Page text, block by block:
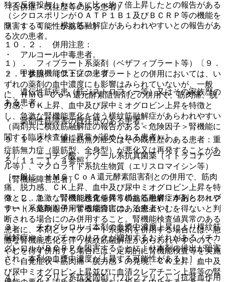
独で反復投与したときに比べ約７倍上昇したとの報告がある
（シクロスポリンがＯＡＴＰ１Ｂ１及びＢＣＲＰ等の機能を
阻害する可能性がある）］。
１０．２． 併用注意：
１）． フィブラート系薬剤（ベザフィブラート等）〔９．
２．１参照〕［フェノフィブラートとの併用においては、い
ずれの薬剤の血中濃度にも影響はみられていないが、一般
に、ＨＭＧ−ＣｏＡ還元酵素阻害剤との併用で、筋肉痛、脱
力感、ＣＫ上昇、血中及び尿中ミオグロビン上昇を特徴と
し、急激な腎機能悪化を伴う横紋筋融解症があらわれやすい
（両剤共に横紋筋融解症の報告がある＜危険因子＞腎機能に
関する臨床検査値に異常が認められる患者）］。
２）． ニコチン酸、アゾール系抗真菌薬（イトラコナゾー
ル等）、マクロライド系抗生物質（エリスロマイシン等）
［一般に、ＨＭＧ−ＣｏＡ還元酵素阻害剤との併用で、筋肉
痛、脱力感、ＣＫ上昇、血中及び尿中ミオグロビン上昇を特
徴とし、急激な腎機能悪化を伴う横紋筋融解症があらわれや
すい（＜危険因子＞腎機能障害のある患者）］。
３）． チカグレロル［本剤の血漿中濃度上昇により横紋筋
融解症やミオパチーのリスクが増加するおそれがある（チカ
グレロルがＢＣＲＰを阻害することにより本剤の排出が阻害
され、本剤の血漿中濃度が上昇する可能性がある）］。
４）． クマリン系抗凝固剤（ワルファリン）［抗凝血作用
（合併症・既往歴等のある患者）
９．１．１． 横紋筋融解症があらわれやすいとの報告があ
る次の患者。
・ アルコール中毒患者。
・ 甲状腺機能低下症の患者。
・ 遺伝性筋疾患（筋ジストロフィー等）又はその家族歴の
ある患者。
・ 薬剤性筋障害の既往歴のある患者。
９．１．２． 重症筋無力症又はその既往歴のある患者：重
症筋無力症（眼筋型、全身型）が悪化又は再発することがあ
る〔１１．１．４参照〕。
（腎機能障害患者）
９．２．１． 腎機能検査値異常のある患者：本剤とフィブ
ラート系薬剤を併用する場合には、治療上やむを得ないと判
断される場合にのみ併用すること。腎機能検査値異常のある
患者に、本剤とフィブラート系薬剤を併用する場合には、急
激な腎機能悪化を伴う横紋筋融解症があらわれやすいので、
やむを得ず併用する場合には、定期的に腎機能検査等を実施
し、自覚症状＜筋肉痛・脱力感＞の発現、ＣＫ上昇、血中及
び尿中ミオグロビン上昇並びに血清クレアチニン上昇等の腎